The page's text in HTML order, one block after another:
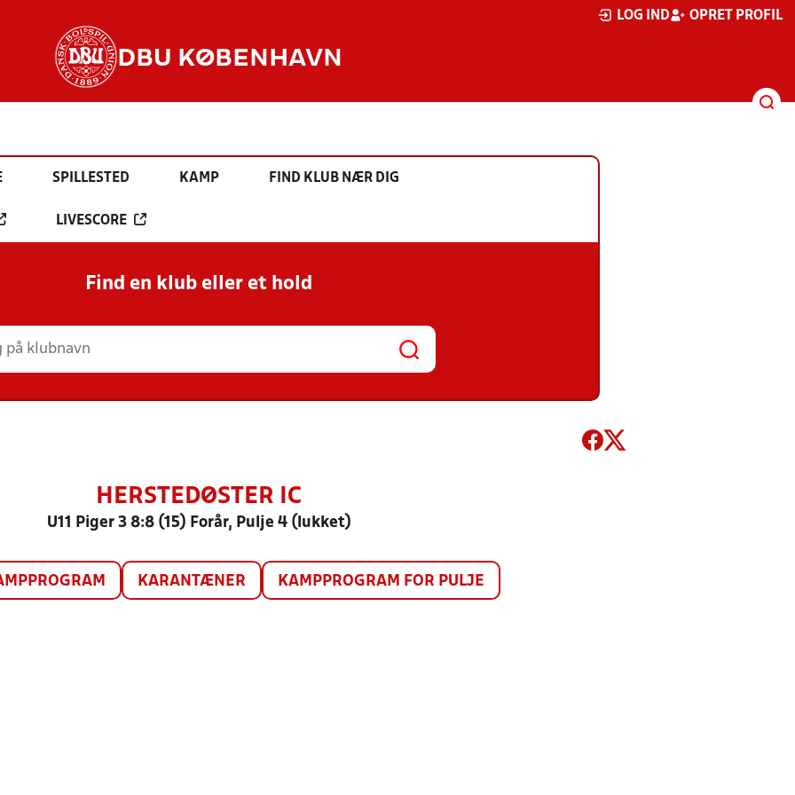
LOG IND OPRET PROFIL
DBU KØBENHAVN
SPILLESTED KAMP FIND KLUB NÆR DIG
LIVESCORE
Find en klub eller et hold
HERSTEDØSTER IC
U11 Piger 3 8:8 (15) Forår, Pulje 4 (lukket)
KARANTÆNER KAMPPROGRAM FOR PULJE